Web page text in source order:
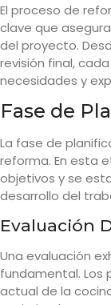
El proceso de
clave que
del proyecto.
revisión final,
necesidades y
Fase de
La fase de
reforma. En esta
objetivos y se
desarrollo del
Evaluación
Una evaluación
fundamental. Los
actual de la